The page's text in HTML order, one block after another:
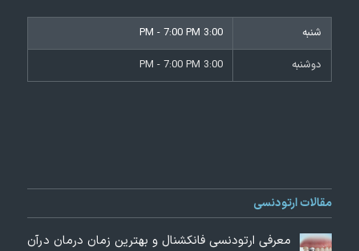
شنبه
3:00 PM - 7:00 PM
دوشنبه
3:00 PM - 7:00 PM
مقالات ارتودنسی
معرفی ارتودنسی فانکشنال و بهترین زمان درمان درآن